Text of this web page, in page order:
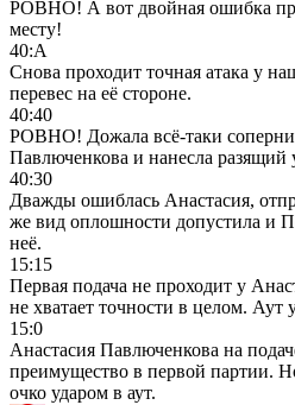
РОВНО! А вот двойная ошибка
месту!
40:А
Снова проходит точная атака у
перевес на её стороне.
40:40
РОВНО! Дожала всё-таки
Павлюченкова и нанесла разящий
40:30
Дважды ошиблась Анастасия,
же вид оплошности допустила и
неё.
15:15
Первая подача не проходит у
не хватает точности в целом. Аут
15:0
Анастасия Павлюченкова на
преимущество в первой партии.
очко ударом в аут.